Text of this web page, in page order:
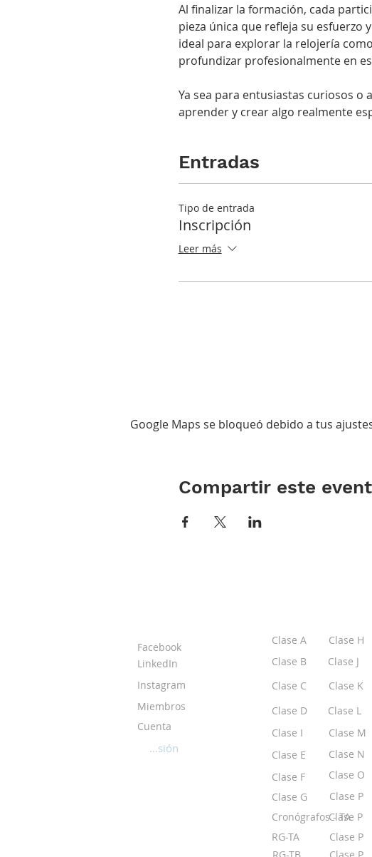
Al finalizar la formación, cada
pieza única que refleja su
ideal para explorar la relojería como
profundizar profesionalmente en
Ya sea para entusiastas curiosos
aprender y crear algo realmente
Entradas
Tipo de entrada
Inscripción
Leer más
Google Maps se bloqueó debido a tus
Compartir este
Facebook
LinkedIn
Instagram
Miembros
Cuenta
Iniciar sesión
Clase A
Clase H
Clase B
Clase J
Clase C
Clase K
Clase D
Clase L
Clase I
Clase M
Clase E
Clase F
Clase G
Clase P
Cronógrafos - TA
RG-TA
RG-TB
Clase N
Clase O
Clase P
Clase P
Clase P